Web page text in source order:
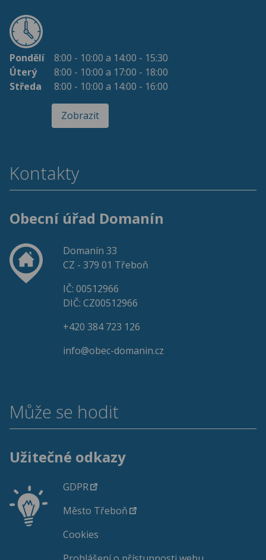
Pondělí
8:00 - 10:00 a 14:00 - 15:30
Úterý
8:00 - 10:00 a 17:00 - 18:00
Středa
8:00 - 10:00 a 14:00 - 16:00
Zobrazit
Kontakty
Obecní úřad Domanín
Domanín 33
CZ - 379 01 Třeboň
IČ: 00512966
DIČ: CZ00512966
+420 384 723 126
info@obec-domanin.cz
Může se hodit
Užitečné odkazy
GDPR
Město Třeboň
Cookies